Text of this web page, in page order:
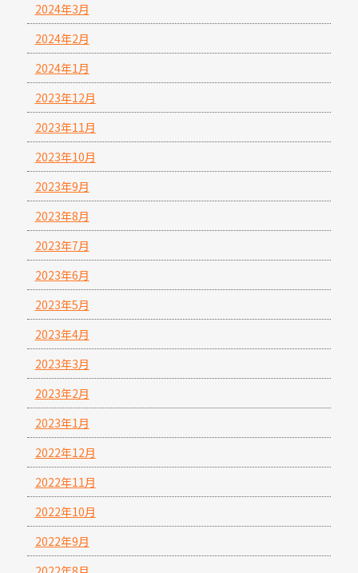
2024年3月
2024年2月
2024年1月
2023年12月
2023年11月
2023年10月
2023年9月
2023年8月
2023年7月
2023年6月
2023年5月
2023年4月
2023年3月
2023年2月
2023年1月
2022年12月
2022年11月
2022年10月
2022年9月